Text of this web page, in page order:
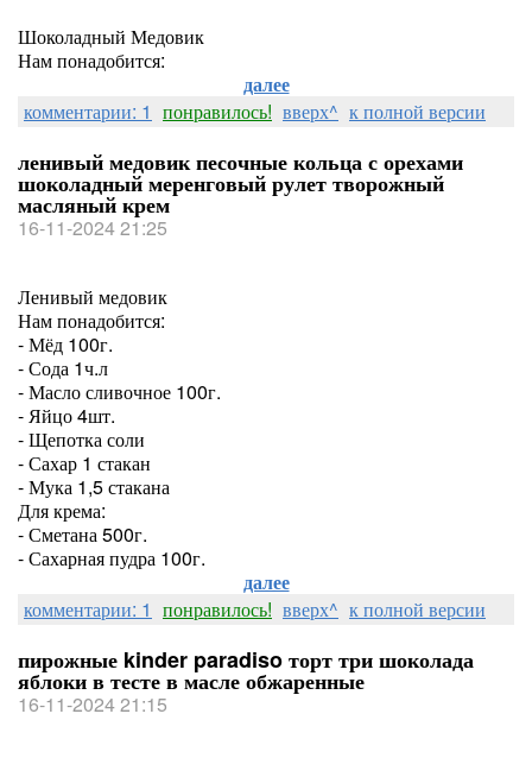
Шоколадный Медовик
Нам понадобится:
далее
комментарии: 1 понравилось! вверх^ к полной версии
ленивый медовик песочные кольца с орехами
шоколадный меренговый рулет творожный
масляный крем
16-11-2024 21:25
Ленивый медовик
Нам понадобится:
- Мёд 100г.
- Сода 1ч.л
- Масло сливочное 100г.
- Яйцо 4шт.
- Щепотка соли
- Сахар 1 стакан
- Мука 1,5 стакана
Для крема:
- Сметана 500г.
- Сахарная пудра 100г.
далее
комментарии: 1 понравилось! вверх^ к полной версии
пирожные kinder paradiso торт три шоколада
яблоки в тесте в масле обжаренные
16-11-2024 21:15